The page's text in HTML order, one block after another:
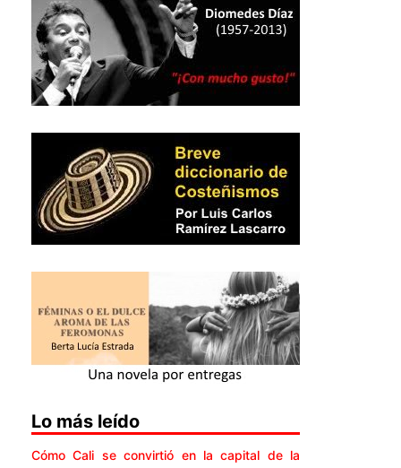
Lo más leído
Cómo Cali se convirtió en la capital de la